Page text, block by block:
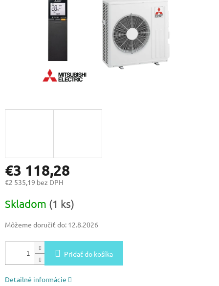
€3 118,28
€2 535,19 bez DPH
cena:
Skladom (1 ks)
Môžeme doručiť do: 12.8.2026
Pridať do košíka
Detailné informácie